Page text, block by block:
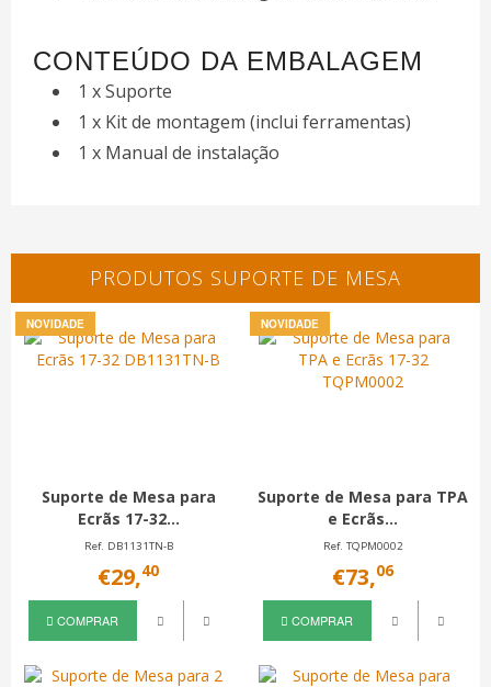
CONTEÚDO DA EMBALAGEM
1 x Suporte
1 x Kit de montagem (inclui ferramentas)
1 x Manual de instalação
PRODUTOS SUPORTE DE MESA
NOVIDADE
Suporte de Mesa para
Ecrãs 17-32...
Ref. DB1131TN-B
€29,40
COMPRAR
NOVIDADE
Suporte de Mesa para TPA
e Ecrãs...
Ref. TQPM0002
€73,06
COMPRAR